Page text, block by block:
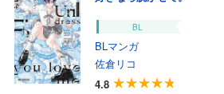
BL
BLマンガ
佐倉リコ
4.8